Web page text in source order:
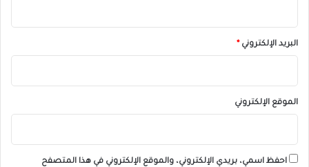
البريد الإلكتروني*
الموقع الإلكتروني
احفظ اسمي، بريدي الإلكتروني، والموقع الإلكتروني في هذا المتصفح